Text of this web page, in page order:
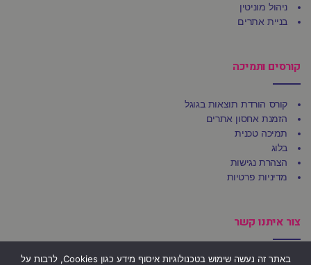
ניהול מוניטין
בניית אתרים
קורסים ותמיכה
קורס הורדת תוצאות בגוגל
הזמנת אחסון אתרים
תמיכה טכנית
בלוג
הצהרת נגישות
מדיניות פרטיות
צור איתנו קשר
משרדי Ufirst באתר זה נעשה שימוש בטכנולוגיות איסוף מידע כגון Cookies, לרבות על